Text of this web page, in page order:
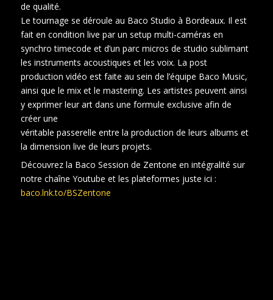
de qualité.
Le tournage se déroule au Baco Studio à Bordeaux. Il est
fait en condition live par un setup multi-caméras en
synchro timecode et d’un parc micros de studio sublimant
les instruments acoustiques et les voix. La post
production vidéo est faite au sein de l’équipe Baco Music,
ainsi que le mix et le mastering. Les artistes peuvent ainsi
y exprimer leur art dans une formule exclusive afin de
créer une
véritable passerelle entre la production de leurs albums et
la dimension live de leurs projets.
Découvrez la Baco Session de Zentone en intégralité sur
notre chaîne Youtube et les plateformes juste ici :
baco.lnk.to/BSZentone